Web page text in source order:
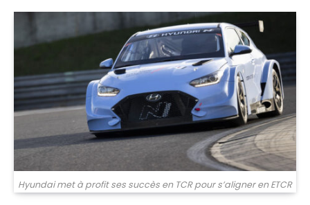
Hyundai met à profit ses succès en TCR pour s’aligner en ETCR